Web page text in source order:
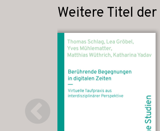
Weitere Titel